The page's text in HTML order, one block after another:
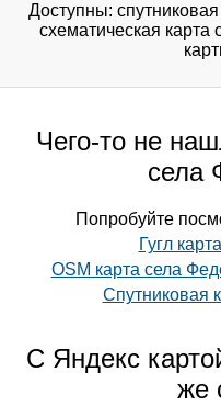
Доступны:
схематическая
Чего-то не
села
Попробуйте
Гугл
OSM карта села
Спутниковая
С Яндекс
же